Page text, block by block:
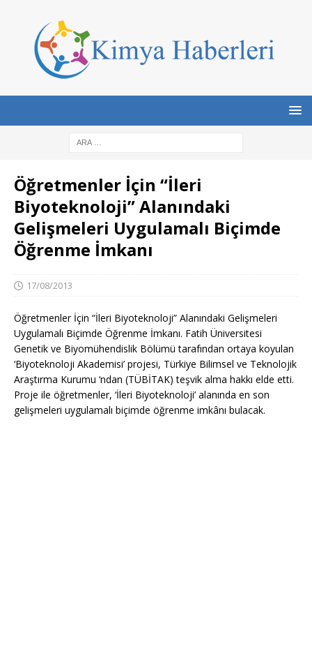
Öğretmenler İçin “İleri
Biyoteknoloji” Alanındaki
Gelişmeleri Uygulamalı Biçimde
Öğrenme İmkanı
17/08/2013
Öğretmenler İçin “İleri Biyoteknoloji” Alanındaki Gelişmeleri
Uygulamalı Biçimde Öğrenme İmkanı. Fatih Üniversitesi
Genetik ve Biyomühendislik Bölümü tarafından ortaya koyulan
‘Biyoteknoloji Akademisi’ projesi, Türkiye Bilimsel ve Teknolojik
Araştırma Kurumu ‘ndan (TÜBİTAK) teşvik alma hakkı elde etti.
Proje ile öğretmenler, ‘İleri Biyoteknoloji’ alanında en son
gelişmeleri uygulamalı biçimde öğrenme imkânı bulacak.